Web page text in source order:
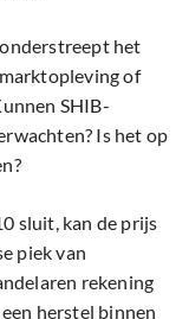
het
of
SHIB-
Is het op
sluit, kan de prijs
piek van
rekening
herstel binnen